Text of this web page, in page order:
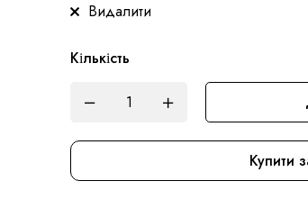
Видалити
Кількість
Купити